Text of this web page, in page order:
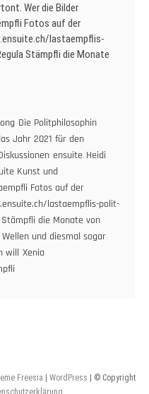
Wer die Bilder
Fotos auf der
lastaempflis-
Stämpfli die Monate
Die Politphilosophin
Jahr 2021 für den
ensuite Heidi
Kunst und
Fotos auf der
lastaempflis-polit-
die Monate von
und diesmal sogar
will Xenia
Freesia |WordPress
| © Copyright